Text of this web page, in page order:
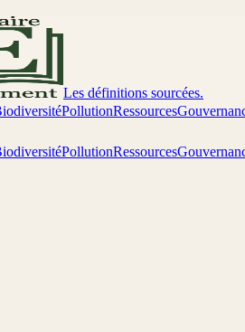
Les définitions sourcées.
PollutionRessources
PollutionRessources